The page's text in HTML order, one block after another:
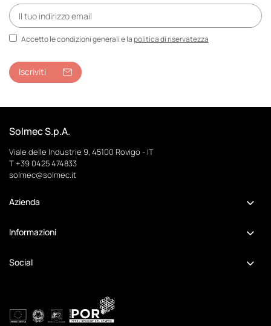
Accetto le condizioni generali e lapolitica di riservatezza
Iscriviti
Solmec S.p.A.
Viale delle Industrie 9, 45100 Rovigo - IT
T+39 0425 474833
solmec@solmec.it
Azienda
Informazioni
Social